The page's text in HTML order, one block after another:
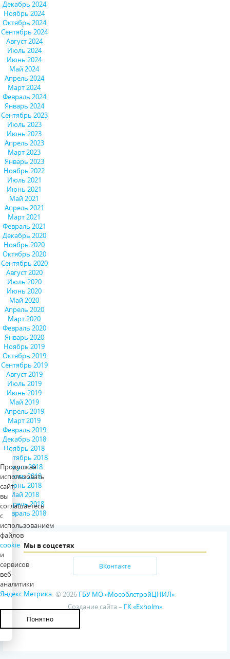
Декабрь 2024
Ноябрь 2024
Октябрь 2024
Сентябрь 2024
Август 2024
Июль 2024
Июнь 2024
Май 2024
Апрель 2024
Март 2024
Февраль 2024
Январь 2024
Сентябрь 2023
Июль 2023
Июнь 2023
Апрель 2023
Март 2023
Январь 2023
Ноябрь 2022
Июль 2021
Июнь 2021
Май 2021
Апрель 2021
Март 2021
Февраль 2021
Декабрь 2020
Ноябрь 2020
Октябрь 2020
Сентябрь 2020
Август 2020
Июль 2020
Июнь 2020
Май 2020
Апрель 2020
Март 2020
Февраль 2020
Январь 2020
Ноябрь 2019
Октябрь 2019
Сентябрь 2019
Август 2019
Июль 2019
Июнь 2019
Май 2019
Апрель 2019
Март 2019
Февраль 2019
Декабрь 2018
Ноябрь 2018
Сентябрь 2018
Август 2018
Июль 2018
Июнь 2018
Май 2018
Апрель 2018
Февраль 2018
Мы в соцсетях
ВКонтакте
© 2026 ГБУ МО «МособлстройЦНИЛ»
Создание сайта – ГК «Exholm»
Продолжая
использовать
сайт,
вы
соглашаетесь
с
использованием
файлов
cookie
и
сервисов
веб-
аналитики
Яндекс.Метрика.
Понятно